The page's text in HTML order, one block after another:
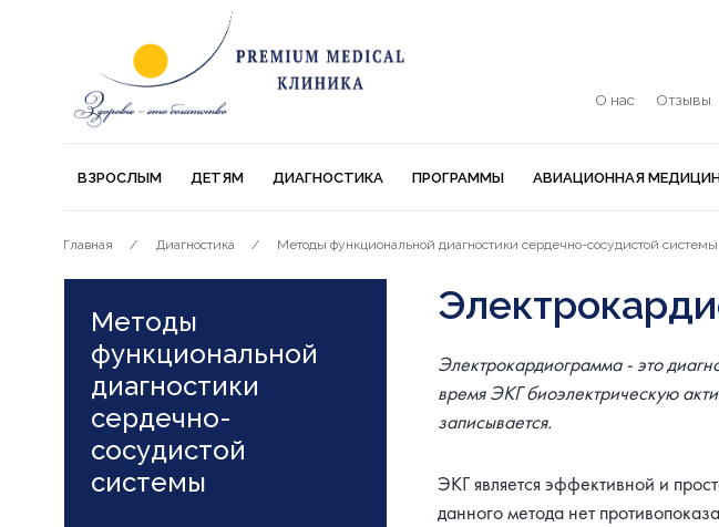
О нас Отзывы
ВЗРОСЛЫМ ДЕТЯМ ДИАГНОСТИКА ПРОГРАММЫ АВИАЦИОННАЯ
Главная Диагностика Методы функциональной диагностики сердечно-сосудистой системы
Методы
функциональной
диагностики
сердечно-
сосудистой
системы
Электрокардиограмма - это
время ЭКГ биоэлектрическую
записывается.
ЭКГ является эффективной и
данного метода нет